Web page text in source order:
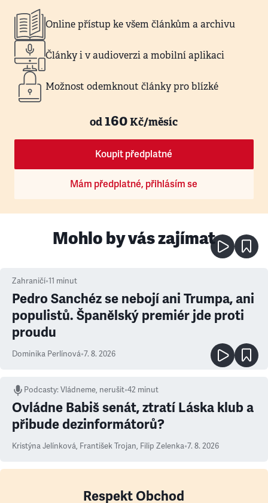
Online přístup ke všem článkům a archivu
Články i v audioverzi a mobilní aplikaci
Možnost odemknout články pro blízké
od160Kč/měsíc
Koupit předplatné
Mám předplatné, přihlásím se
Mohlo by vás zajímat
Zahraničí•11 minut
Pedro Sanchéz se nebojí ani Trumpa, ani
populistů. Španělský premiér jde proti
proudu
Dominika Perlínová•7. 8. 2026
Podcasty:Vládneme, nerušit•42 minut
Ovládne Babiš senát, ztratí Láska klub a
přibude dezinformátorů?
Kristýna Jelínková, František Trojan, Filip Zelenka•7. 8. 2026
Respekt Obchod